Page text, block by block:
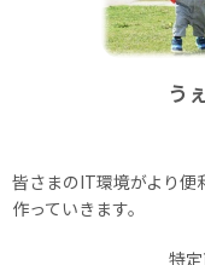
う
皆さまのIT環境がより便
作っていきます。
特